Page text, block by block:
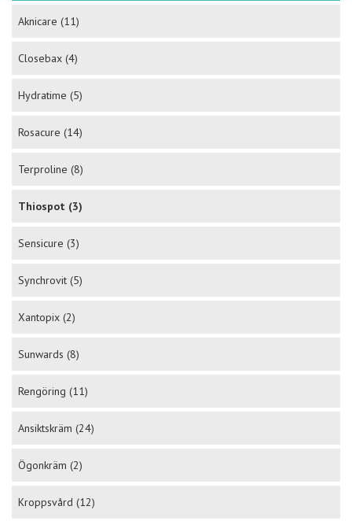
Aknicare(11)
Closebax(4)
Hydratime(5)
Rosacure(14)
Terproline(8)
Thiospot (3)
Sensicure(3)
Synchrovit(5)
Xantopix(2)
Sunwards(8)
Rengöring(11)
Ansiktskräm(24)
Ögonkräm(2)
Kroppsvård(12)